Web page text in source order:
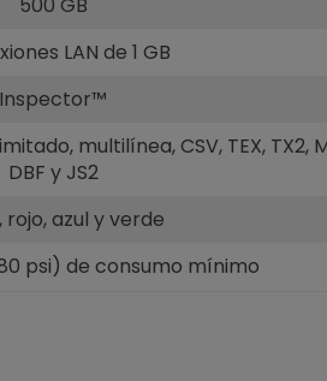
500 GB
LAN de 1 GB
Inspector™
multilínea, CSV, TEX, TX2,
DBF y JS2
rojo, azul y verde
psi) de consumo mínimo